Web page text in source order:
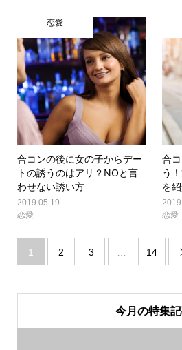
恋愛
合コンの後に女の子からデー
トの誘うのはアリ？NOと言
わせない誘い方
2019.05.19
恋愛
合
う
を紹
恋愛
1 2 3 … 14
今月の特集